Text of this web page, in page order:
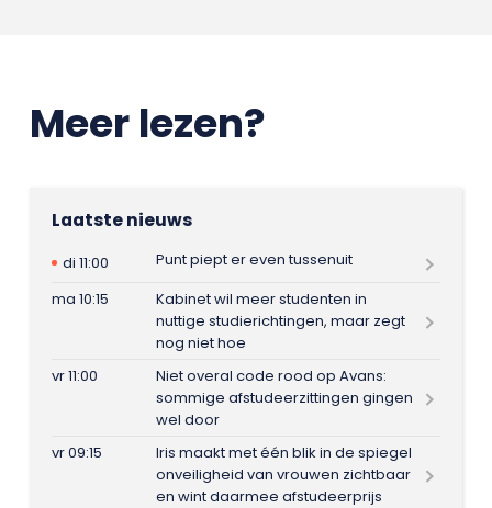
Meer lezen?
Laatste nieuws
di 11:00
Punt piept er even tussenuit
ma 10:15
Kabinet wil meer studenten in
nuttige studierichtingen, maar zegt
nog niet hoe
vr 11:00
Niet overal code rood op Avans:
sommige afstudeerzittingen gingen
wel door
vr 09:15
Iris maakt met één blik in de spiegel
onveiligheid van vrouwen zichtbaar
en wint daarmee afstudeerprijs